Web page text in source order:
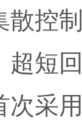
散控
超短
次采